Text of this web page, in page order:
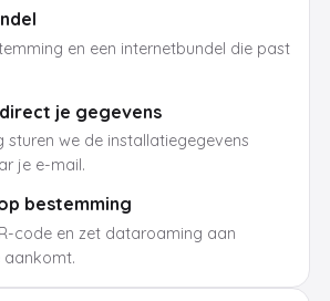
en een internetbundel die past
je gegevens
sturen we de installatiegegevens
je e-mail.
bestemming
code en zet dataroaming aan
aankomt.